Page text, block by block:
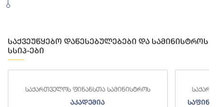
საქვეუწყებო დაწესებულებები და სამინისტროს
სსიპ-ები
საქართველოს ფინანსთა სამინისტროს
აკადემია